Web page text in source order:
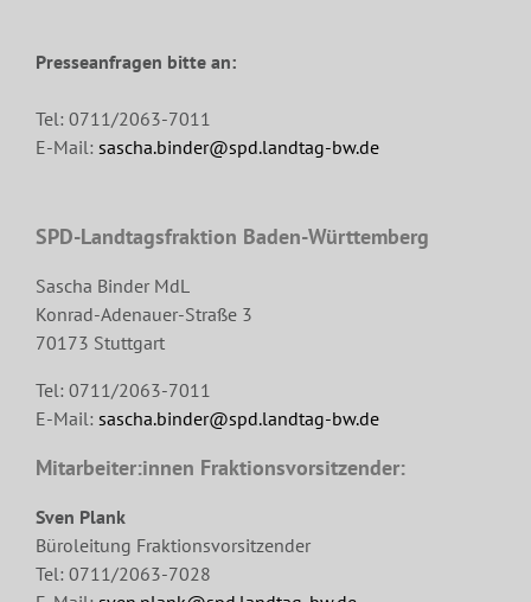
Presseanfragen bitte an:
Tel: 0711/2063-7011
E-Mail: sascha.binder@spd.landtag-bw.de
SPD-Landtagsfraktion Baden-Württemberg
Sascha Binder MdL
Konrad-Adenauer-Straße 3
70173 Stuttgart
Tel: 0711/2063-7011
E-Mail: sascha.binder@spd.landtag-bw.de
Mitarbeiter:innen Fraktionsvorsitzender:
Sven Plank
Büroleitung Fraktionsvorsitzender
Tel: 0711/2063-7028